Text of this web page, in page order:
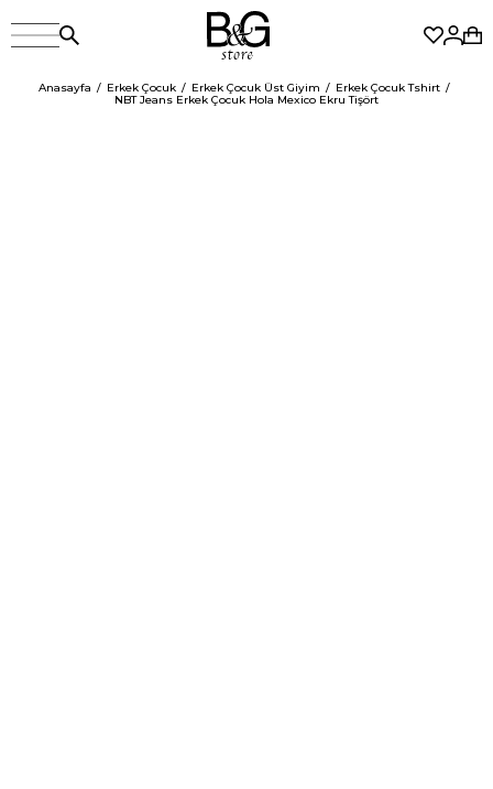
Anasayfa Erkek Çocuk Erkek Çocuk Üst Giyim
Erkek Çocuk Tshirt
NBT Jeans Erkek Çocuk Hola Mexico Ekru Tişört